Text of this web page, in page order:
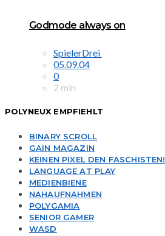
Godmode always on
SpielerDrei
05.09.04
0
2 min
POLYNEUX EMPFIEHLT
BINARY SCROLL
GAIN MAGAZIN
KEINEN PIXEL DEN FASCHISTEN!
LANGUAGE AT PLAY
MEDIENBIENE
NAHAUFNAHMEN
POLYGAMIA
SENIOR GAMER
WASD